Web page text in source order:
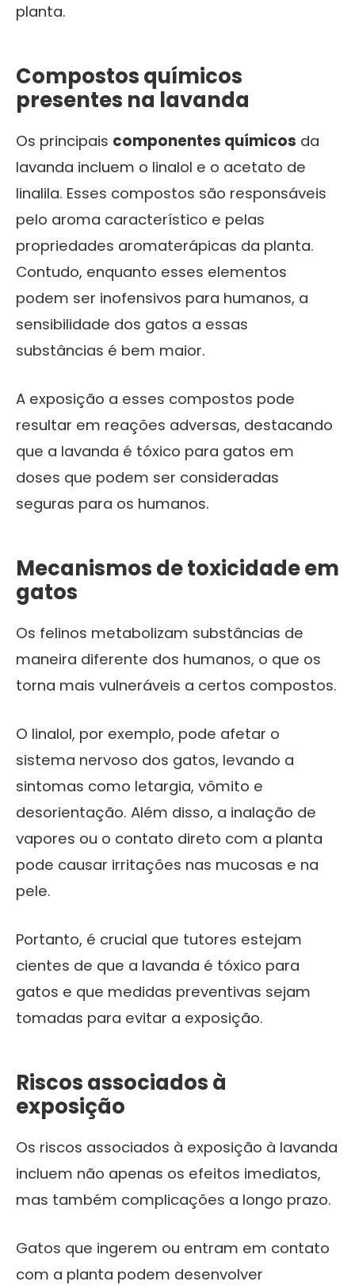
planta.
Compostos químicos
presentes na lavanda
Os principais componentes químicos da
lavanda incluem o linalol e o acetato de
linalila. Esses compostos são responsáveis
pelo aroma característico e pelas
propriedades aromaterápicas da planta.
Contudo, enquanto esses elementos
podem ser inofensivos para humanos, a
sensibilidade dos gatos a essas
substâncias é bem maior.
A exposição a esses compostos pode
resultar em reações adversas, destacando
que a lavanda é tóxico para gatos em
doses que podem ser consideradas
seguras para os humanos.
Mecanismos de toxicidade em
gatos
Os felinos metabolizam substâncias de
maneira diferente dos humanos, o que os
torna mais vulneráveis a certos compostos.
O linalol, por exemplo, pode afetar o
sistema nervoso dos gatos, levando a
sintomas como letargia, vômito e
desorientação. Além disso, a inalação de
vapores ou o contato direto com a planta
pode causar irritações nas mucosas e na
pele.
Portanto, é crucial que tutores estejam
cientes de que a lavanda é tóxico para
gatos e que medidas preventivas sejam
tomadas para evitar a exposição.
Riscos associados à
exposição
Os riscos associados à exposição à lavanda
incluem não apenas os efeitos imediatos,
mas também complicações a longo prazo.
Gatos que ingerem ou entram em contato
com a planta podem desenvolver